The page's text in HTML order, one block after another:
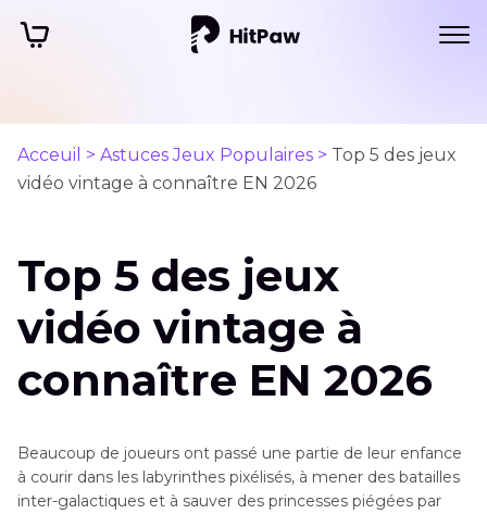
Acceuil > Astuces Jeux Populaires > Top 5 des jeux
vidéo vintage à connaître EN 2026
Top 5 des jeux
vidéo vintage à
connaître EN 2026
Beaucoup de joueurs ont passé une partie de leur enfance
à courir dans les labyrinthes pixélisés, à mener des batailles
inter-galactiques et à sauver des princesses piégées par